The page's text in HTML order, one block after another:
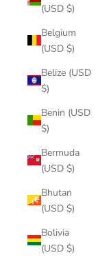
(USD $)
Belgium
(USD $)
Belize (USD
$)
Benin (USD
$)
Bermuda
(USD $)
Bhutan
(USD $)
Bolivia
(USD $)